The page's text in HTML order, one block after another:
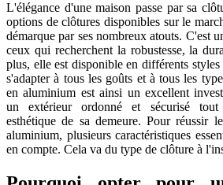
L'élégance d'une maison passe par sa
options de clôtures disponibles sur le
démarque par ses nombreux atouts. C'est
ceux qui recherchent la robustesse, la
plus, elle est disponible en différents styles
s'adapter à tous les goûts et à tous les
en aluminium est ainsi un excellent
un extérieur ordonné et sécurisé tout
esthétique de sa demeure. Pour réussir
aluminium, plusieurs caractéristiques
en compte. Cela va du type de clôture à